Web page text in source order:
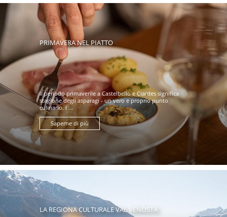
PRIMAVERA NEL PIATTO
Il periodo primaverile a Castelbello e Ciardes significa
stagione degli asparagi - un vero e proprio punto
culinario. I ...
Saperne di più
LA REGIONA CULTURALE VAL VENOSTA